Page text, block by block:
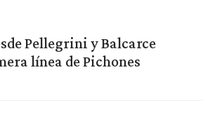
Pellegrini y Balcarce
línea de Pichones